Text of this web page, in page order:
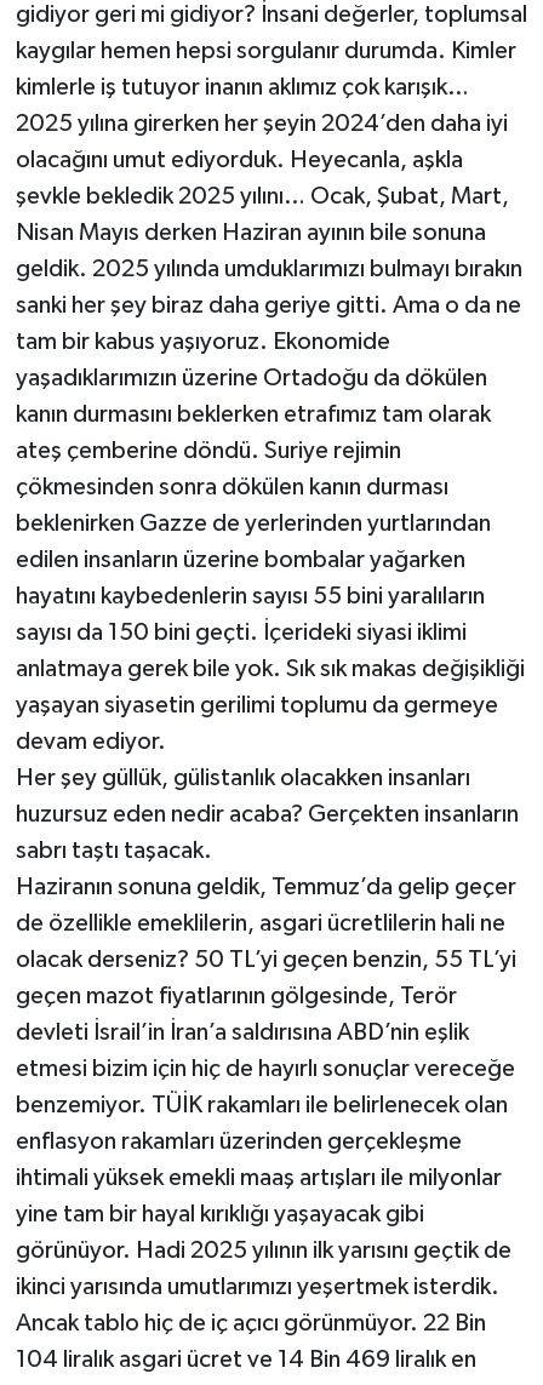
gidiyor geri mi gidiyor? İnsani değerler, toplumsal
kaygılar hemen hepsi sorgulanır durumda. Kimler
kimlerle iş tutuyor inanın aklımız çok karışık…
2025 yılına girerken her şeyin 2024’den daha iyi
olacağını umut ediyorduk. Heyecanla, aşkla
şevkle bekledik 2025 yılını… Ocak, Şubat, Mart,
Nisan Mayıs derken Haziran ayının bile sonuna
geldik. 2025 yılında umduklarımızı bulmayı bırakın
sanki her şey biraz daha geriye gitti. Ama o da ne
tam bir kabus yaşıyoruz. Ekonomide
yaşadıklarımızın üzerine Ortadoğu da dökülen
kanın durmasını beklerken etrafımız tam olarak
ateş çemberine döndü. Suriye rejimin
çökmesinden sonra dökülen kanın durması
beklenirken Gazze de yerlerinden yurtlarından
edilen insanların üzerine bombalar yağarken
hayatını kaybedenlerin sayısı 55 bini yaralıların
sayısı da 150 bini geçti. İçerideki siyasi iklimi
anlatmaya gerek bile yok. Sık sık makas değişikliği
yaşayan siyasetin gerilimi toplumu da germeye
devam ediyor.
Her şey güllük, gülistanlık olacakken insanları
huzursuz eden nedir acaba? Gerçekten insanların
sabrı taştı taşacak.
Haziranın sonuna geldik, Temmuz’da gelip geçer
de özellikle emeklilerin, asgari ücretlilerin hali ne
olacak derseniz? 50 TL’yi geçen benzin, 55 TL’yi
geçen mazot fiyatlarının gölgesinde, Terör
devleti İsrail’in İran’a saldırısına ABD’nin eşlik
etmesi bizim için hiç de hayırlı sonuçlar vereceğe
benzemiyor. TÜİK rakamları ile belirlenecek olan
enflasyon rakamları üzerinden gerçekleşme
ihtimali yüksek emekli maaş artışları ile milyonlar
yine tam bir hayal kırıklığı yaşayacak gibi
görünüyor. Hadi 2025 yılının ilk yarısını geçtik de
ikinci yarısında umutlarımızı yeşertmek isterdik.
Ancak tablo hiç de iç açıcı görünmüyor. 22 Bin
104 liralık asgari ücret ve 14 Bin 469 liralık en